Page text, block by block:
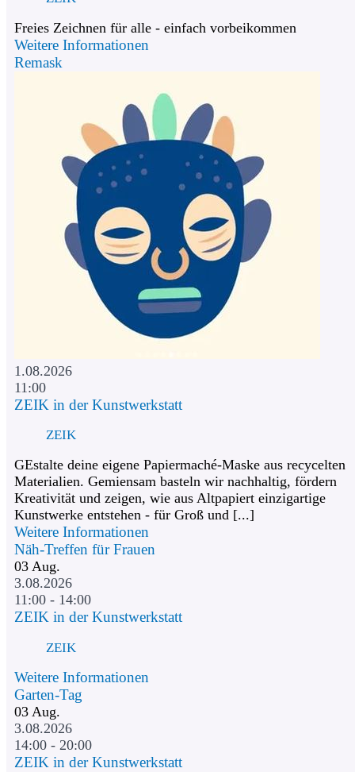
Freies Zeichnen für alle - einfach vorbeikommen
Weitere Informationen
Remask
1.08.2026
11:00
ZEIK in der Kunstwerkstatt
ZEIK
GEstalte deine eigene Papiermaché-Maske aus recycelten
Materialien. Gemiensam basteln wir nachhaltig, fördern
Kreativität und zeigen, wie aus Altpapiert einzigartige
Kunstwerke entstehen - für Groß und [...]
Weitere Informationen
Näh-Treffen für Frauen
03 Aug.
3.08.2026
11:00 - 14:00
ZEIK in der Kunstwerkstatt
ZEIK
Weitere Informationen
Garten-Tag
03 Aug.
3.08.2026
14:00 - 20:00
ZEIK in der Kunstwerkstatt